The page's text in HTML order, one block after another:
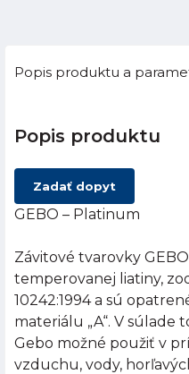
Popis produktu a
Popis produktu
Zadať dopyt
GEBO – Platinum
Závitové tvarovky
temperovanej liatiny,
10242:1994 a sú
materiálu „A“. V
Gebo možné použiť v
vzduchu, vody,